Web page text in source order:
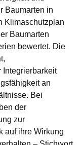
Baumarten in
Klimaschutzplan
Baumarten
bewertet. Die
Integrierbarkeit
an
Bei
der
zur
auf ihre Wirkung